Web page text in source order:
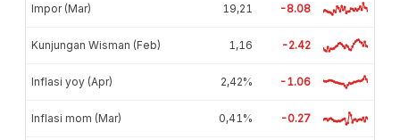
Impor (Mar) 19,21 -8.08
Kunjungan Wisman (Feb) 1,16 -2.42
Inflasi yoy (Apr) 2,42% -1.06
Inflasi mom (Mar) 0,41% -0.27